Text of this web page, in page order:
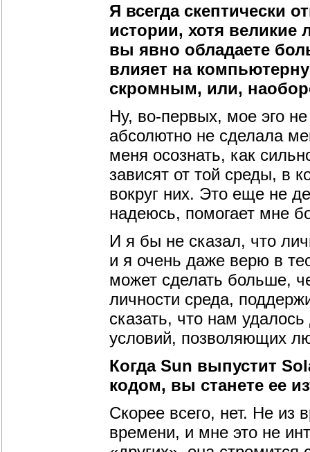
Я всегда скептически
истории, хотя
вы явно обладаете
влияет на
скромным, или,
Ну, во-первых, мое эго
абсолютно не сделала
меня осознать, как
зависят от той среды, в
вокруг них. Это еще не
надеюсь, помогает мне
И я бы не сказал, что
и я очень даже верю в
может сделать больше,
личности среда,
сказать, что нам
условий, позволяющих
Когда Sun выпустит
кодом, вы станете ее
Скорее всего, нет. Не из
времени, и мне это не